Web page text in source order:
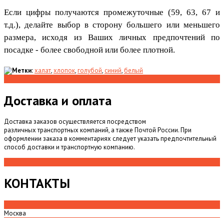
​Если цифры получаются промежуточные (59, 63, 67 и
т.д.), делайте выбор в сторону большего или меньшего
размера, исходя из Ваших личных предпочтений по
посадке - более свободной или более плотной.
Метки:халат,хлопок,голубой, синий,белый
Доставка и оплата
Доставка заказов осуществляется посредством
различных транспортных компаний, а также Почтой России. При
оформлении заказа в комментариях следует указать предпочтительный
способ доставки и транспортную компанию.
КОНТАКТЫ
Москва